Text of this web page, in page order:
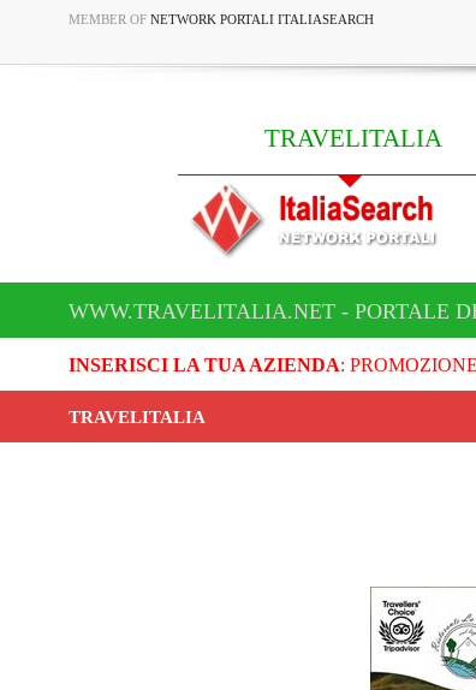
MEMBER OF NETWORK PORTALI ITALIASEARCH
TRAVELITALIA
WWW.TRAVELITALIA.NET - PORTALE
INSERISCI LA TUA AZIENDA: PROMOZIONE
TRAVELITALIA